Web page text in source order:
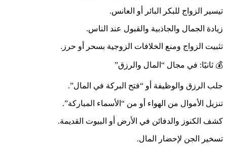
تيسير الزواج للبكر البائر أو العانس.
زيادة الجمال والجاذبية والقبول عند الناس.
تثبيت الزواج ومنع الخلافات الزوجية بسحر أو حرز.
💰 ثانيًا: في مجال “المال والرزق”
جلب الرزق والوظيفة أو “فتح البركة في المال”.
تنزيل الأموال من الهواء أو من “الأسماء المباركة”.
كشف الكنوز والدفائن في الأرض أو البيوت القديمة.
تسخير الجن لإحضار المال.